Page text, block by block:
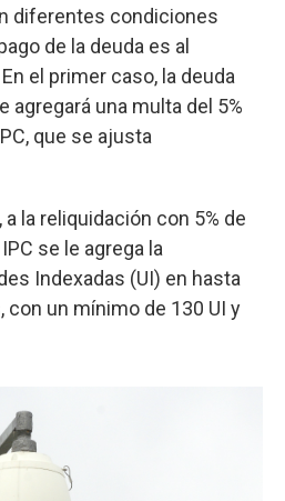
diferentes condiciones
de la deuda es al
el primer caso, la deuda
agregará una multa del 5%
que se ajusta
la reliquidación con 5% de
se le agrega la
Indexadas (UI) en hasta
un mínimo de 130 UI y